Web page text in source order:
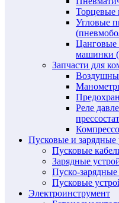
Торцевые
Угловые
Цанговые
машинки
Запчасти для
Реле
Пусковые и зарядные
Пусковые
Зарядные
Пуско-зарядные
Пусковые
Электроинструмент